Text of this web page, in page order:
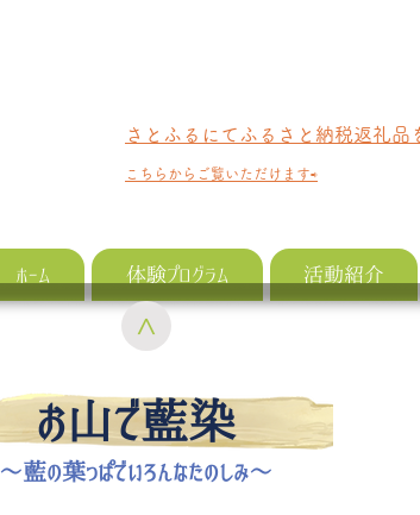
さとふるにてふるさと納税返礼品
​こちらからご覧いただけます⇨
ホーム 体験プログラム 活動紹介
>
お山で藍染
〜藍の葉っぱでいろんなたのしみ〜